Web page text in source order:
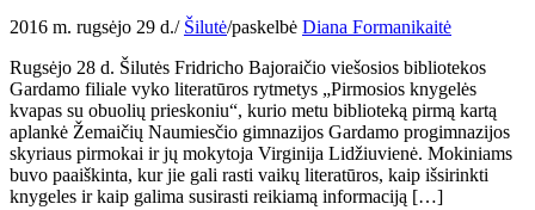
2016 m. rugsėjo 29 d./ Šilutė/paskelbė Diana Formanikaitė
Rugsėjo 28 d. Šilutės Fridricho Bajoraičio viešosios bibliotekos
Gardamo filiale vyko literatūros rytmetys „Pirmosios knygelės
kvapas su obuolių prieskoniu“, kurio metu biblioteką pirmą kartą
aplankė Žemaičių Naumiesčio gimnazijos Gardamo progimnazijos
skyriaus pirmokai ir jų mokytoja Virginija Lidžiuvienė. Mokiniams
buvo paaiškinta, kur jie gali rasti vaikų literatūros, kaip išsirinkti
knygeles ir kaip galima susirasti reikiamą informaciją […]